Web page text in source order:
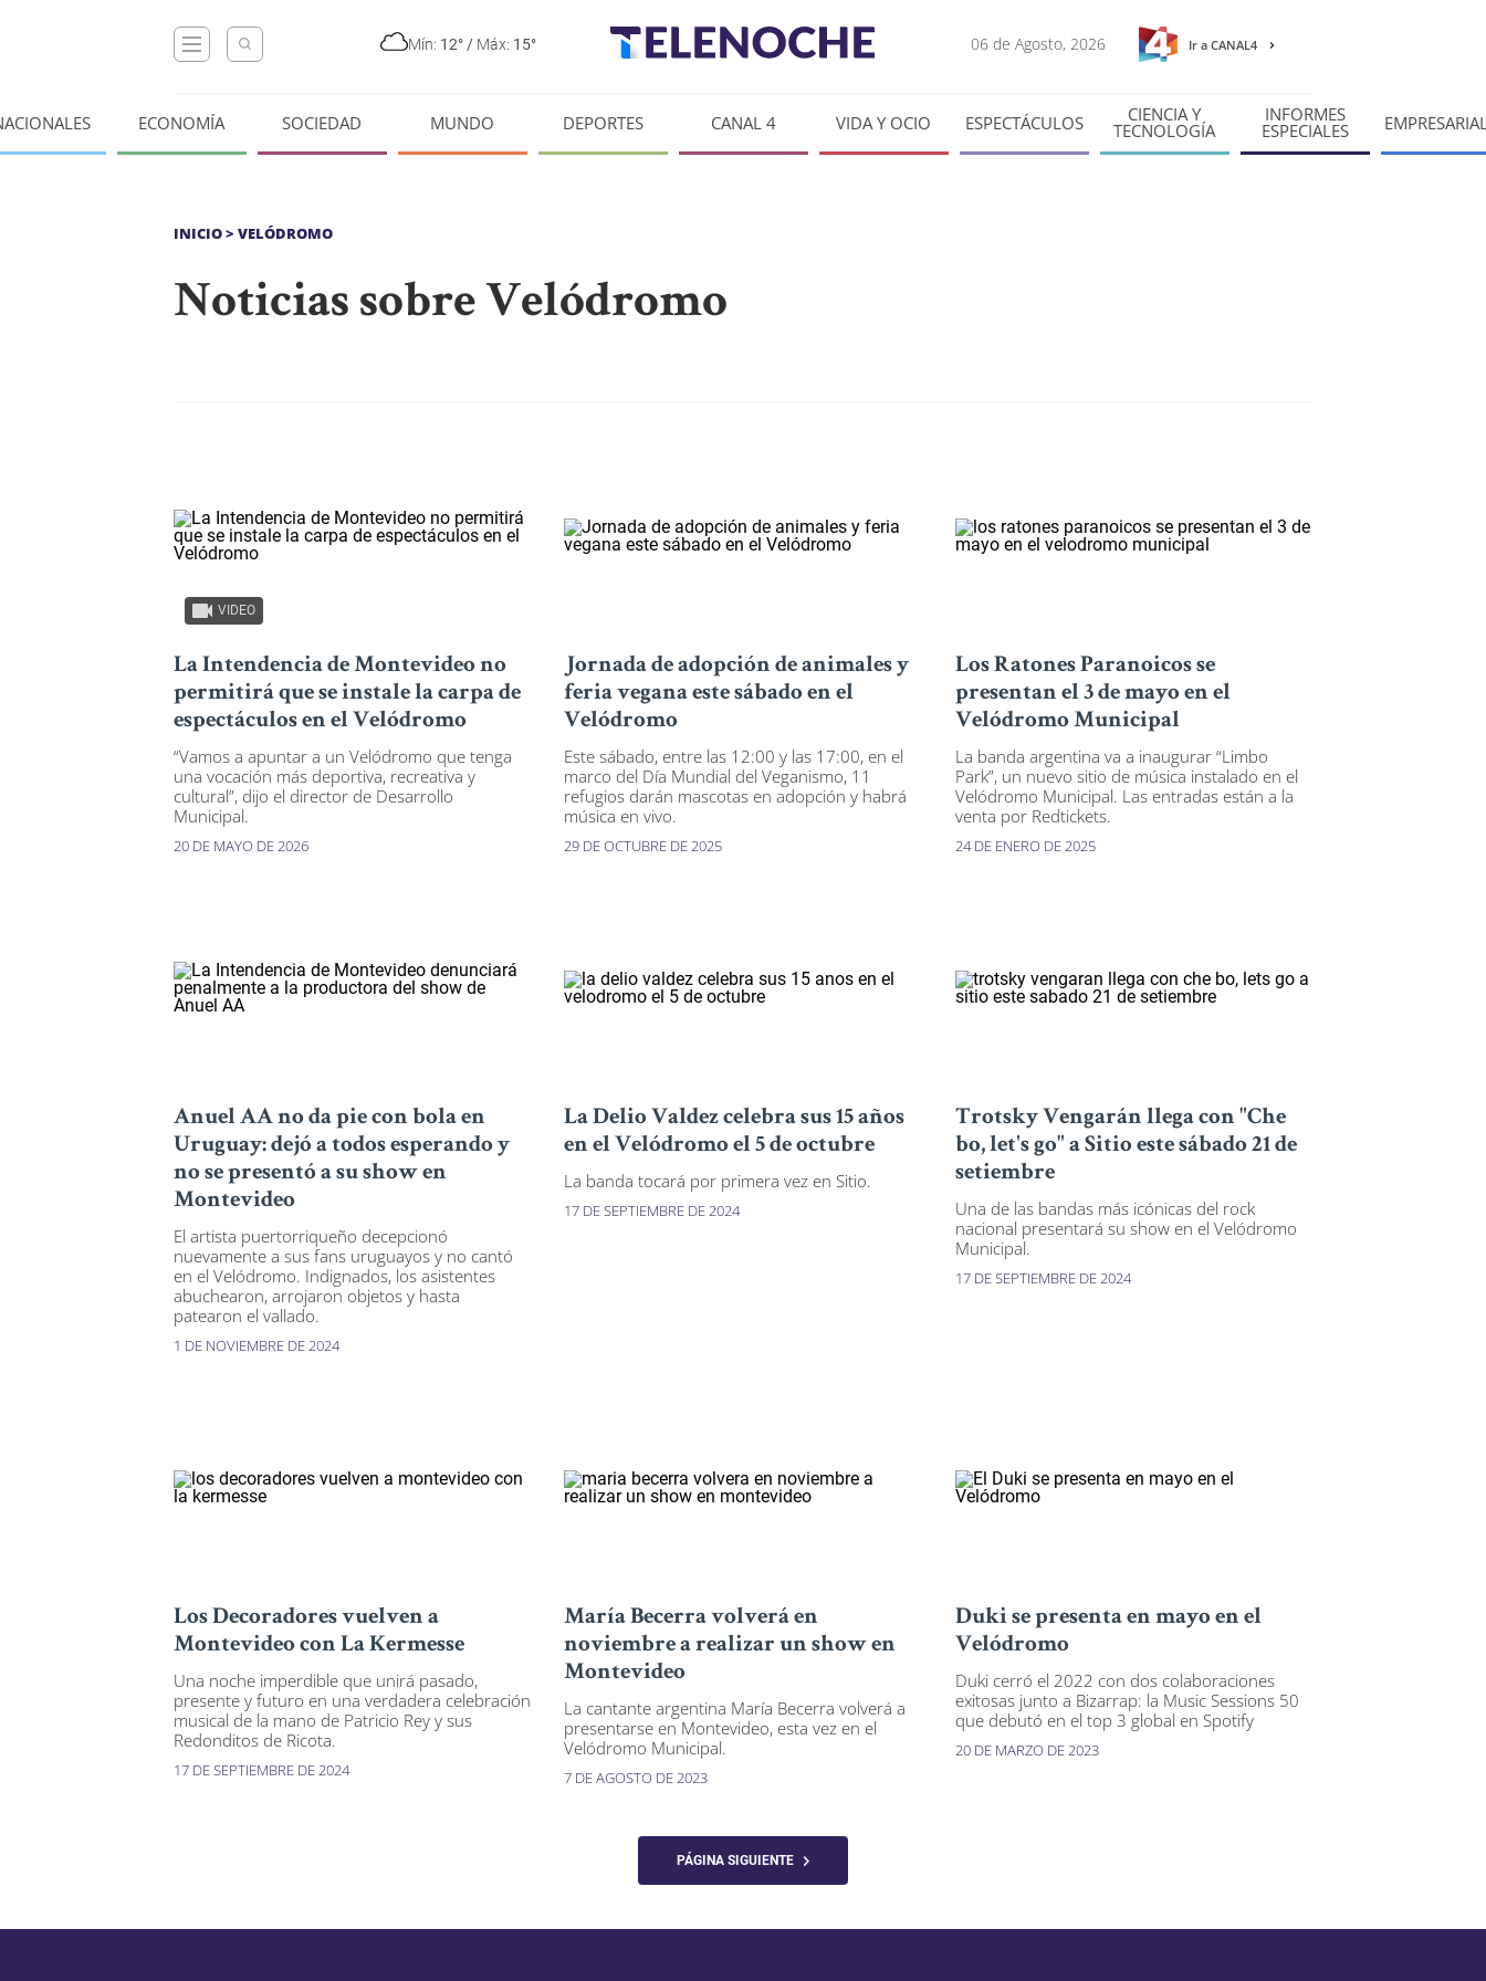
Mín: 12° / Máx: 15° 06 de Agosto, 2026 Ir a CANAL4
ECONOMÍA SOCIEDAD MUNDO DEPORTES CANAL 4 VIDA Y OCIO ESPECTÁCULOS CIENCIA Y
TECNOLOGÍA
INFORMES
ESPECIALES
INICIO> VELÓDROMO
Noticias sobre Velódromo
VIDEO
La Intendencia de Montevideo no
permitirá que se instale la carpa de
espectáculos en el Velódromo
“Vamos a apuntar a un Velódromo que tenga
una vocación más deportiva, recreativa y
cultural”, dijo el director de Desarrollo
Municipal.
20 DE MAYO DE 2026
Jornada de adopción de animales y
feria vegana este sábado en el
Velódromo
Este sábado, entre las 12:00 y las 17:00, en el
marco del Día Mundial del Veganismo, 11
refugios darán mascotas en adopción y habrá
música en vivo.
29 DE OCTUBRE DE 2025
Los Ratones Paranoicos se
presentan el 3 de mayo en el
Velódromo Municipal
La banda argentina va a inaugurar “Limbo
Park”, un nuevo sitio de música instalado en el
Velódromo Municipal. Las entradas están a la
venta por Redtickets.
24 DE ENERO DE 2025
Anuel AA no da pie con bola en
Uruguay: dejó a todos esperando y
no se presentó a su show en
Montevideo
El artista puertorriqueño decepcionó
nuevamente a sus fans uruguayos y no cantó
en el Velódromo. Indignados, los asistentes
abuchearon, arrojaron objetos y hasta
patearon el vallado.
1 DE NOVIEMBRE DE 2024
La Delio Valdez celebra sus 15 años
en el Velódromo el 5 de octubre
La banda tocará por primera vez en Sitio.
17 DE SEPTIEMBRE DE 2024
Trotsky Vengarán llega con "Che
bo, let's go" a Sitio este sábado 21 de
setiembre
Una de las bandas más icónicas del rock
nacional presentará su show en el Velódromo
Municipal.
17 DE SEPTIEMBRE DE 2024
Los Decoradores vuelven a
Montevideo con La Kermesse
Una noche imperdible que unirá pasado,
presente y futuro en una verdadera celebración
musical de la mano de Patricio Rey y sus
Redonditos de Ricota.
17 DE SEPTIEMBRE DE 2024
María Becerra volverá en
noviembre a realizar un show en
Montevideo
La cantante argentina María Becerra volverá a
presentarse en Montevideo, esta vez en el
Velódromo Municipal.
7 DE AGOSTO DE 2023
Duki se presenta en mayo en el
Velódromo
Duki cerró el 2022 con dos colaboraciones
exitosas junto a Bizarrap: la Music Sessions 50
que debutó en el top 3 global en Spotify
20 DE MARZO DE 2023
PÁGINA SIGUIENTE